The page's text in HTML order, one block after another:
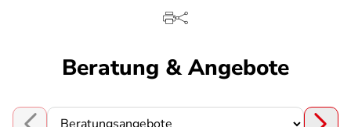
Beratung & Angebote